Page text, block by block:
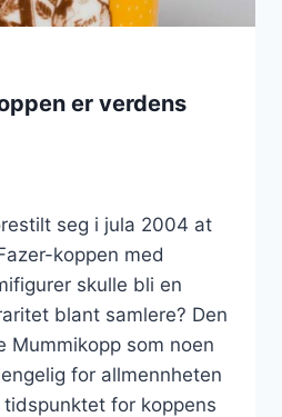
er verdens
seg i jula 2004 at
koppen med
skulle bli en
blant samlere? Den
Mummikopp som noen
for allmennheten
for koppens